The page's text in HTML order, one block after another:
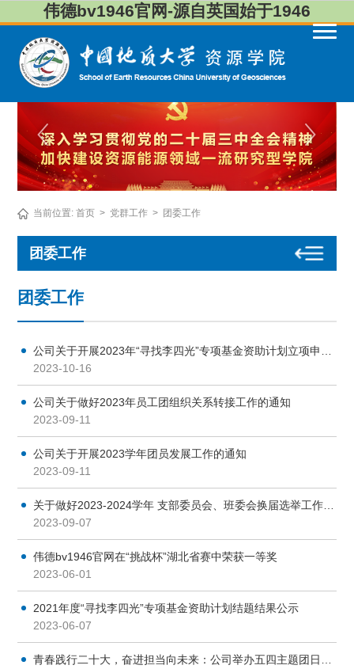
伟德bv1946官网-源自英国始于1946
当前位置:首页 > 党群工作 > 团委工作
团委工作
团委工作
公司关于开展2023年“寻找李四光”专项基金资助计划立项申报工作的通知
2023-10-16
公司关于做好2023年员工团组织关系转接工作的通知
2023-09-11
公司关于开展2023学年团员发展工作的通知
2023-09-11
关于做好2023-2024学年 支部委员会、班委会换届选举工作的通知
2023-09-07
伟德bv1946官网在“挑战杯”湖北省赛中荣获一等奖
2023-06-01
2021年度“寻找李四光”专项基金资助计划结题结果公示
2023-06-07
青春践行二十大，奋进担当向未来：公司举办五四主题团日暨地质找矿先进事迹报告会